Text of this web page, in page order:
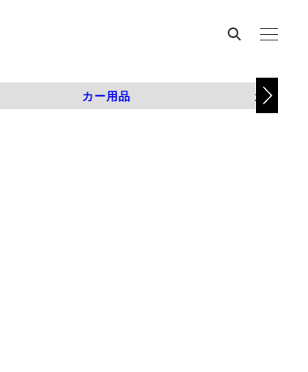
カー用品 カスタム